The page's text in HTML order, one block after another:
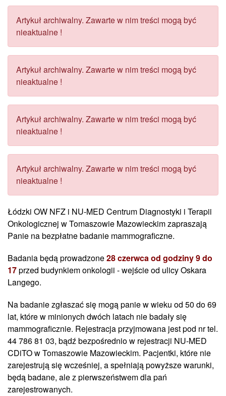
Artykuł archiwalny. Zawarte w nim treści mogą być
nieaktualne !
Artykuł archiwalny. Zawarte w nim treści mogą być
nieaktualne !
Artykuł archiwalny. Zawarte w nim treści mogą być
nieaktualne !
Artykuł archiwalny. Zawarte w nim treści mogą być
nieaktualne !
Łódzki OW NFZ i NU-MED Centrum Diagnostyki i Terapii
Onkologicznej w Tomaszowie Mazowieckim zapraszają
Panie na bezpłatne badanie mammograficzne.
Badania będą prowadzone28 czerwca od godziny 9 do
17przed budynkiem onkologii - wejście od ulicy Oskara
Langego.
Na badanie zgłaszać się mogą panie w wieku od 50 do 69
lat, które w minionych dwóch latach nie badały się
mammograficznie. Rejestracja przyjmowana jest pod nr tel.
44 786 81 03, bądź bezpośrednio w rejestracji NU-MED
CDiTO w Tomaszowie Mazowieckim. Pacjentki, które nie
zarejestrują się wcześniej, a spełniają powyższe warunki,
będą badane, ale z pierwszeństwem dla pań
zarejestrowanych.